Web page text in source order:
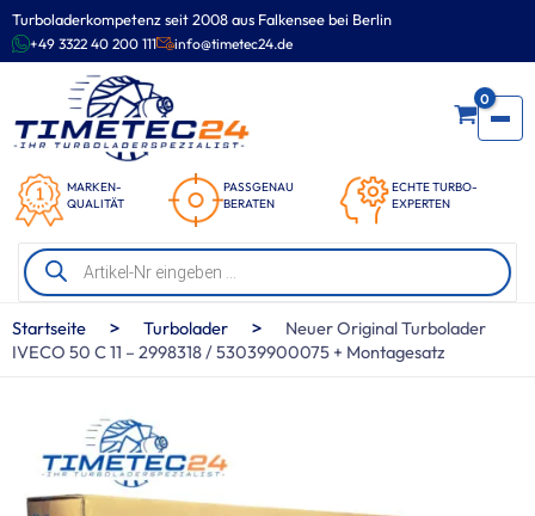
Turboladerkompetenz seit 2008 aus Falkensee bei Berlin
+49 3322 40 200 111 info@timetec24.de
MARKEN-
QUALITÄT
PASSGENAU
BERATEN
ECHTE TURBO-
EXPERTEN
0
Products
search
Zum
Inhalt
springen
Startseite > Turbolader >
Neuer Original Turbolader
IVECO 50 C 11 – 2998318 / 53039900075 + Montagesatz